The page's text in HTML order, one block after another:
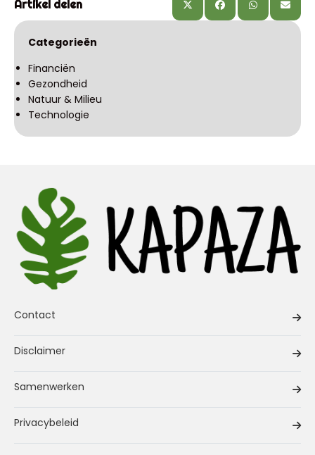
Artikel delen
Categorieën
Financiën
Gezondheid
Natuur & Milieu
Technologie
Contact
Disclaimer
Samenwerken
Privacybeleid